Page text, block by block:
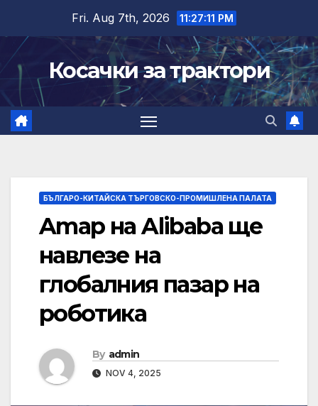
content
Fri. Aug 7th, 2026 11:27:12 PM
Косачки за трактори
БЪЛГАРО-КИТАЙСКА ТЪРГОВСКО-ПРОМИШЛЕНА ПАЛАТА
Amap на Alibaba ще
навлезе на
глобалния пазар на
роботика
By admin
NOV 4, 2025